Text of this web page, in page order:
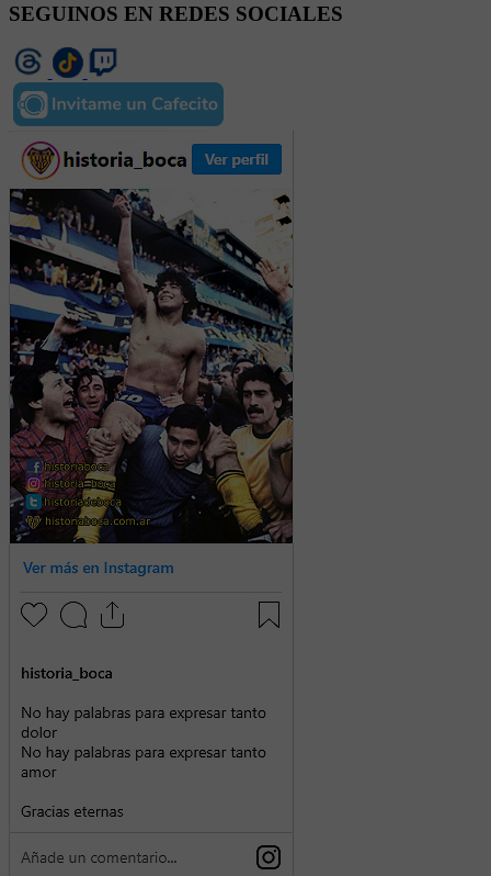
SEGUINOS EN REDES SOCIALES